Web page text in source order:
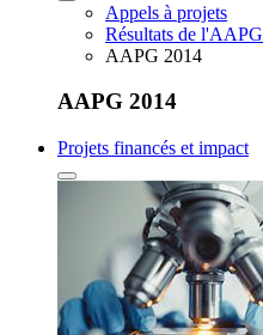
Appels à projets
Résultats de l'AAPG
AAPG 2014
AAPG 2014
Projets financés et impact